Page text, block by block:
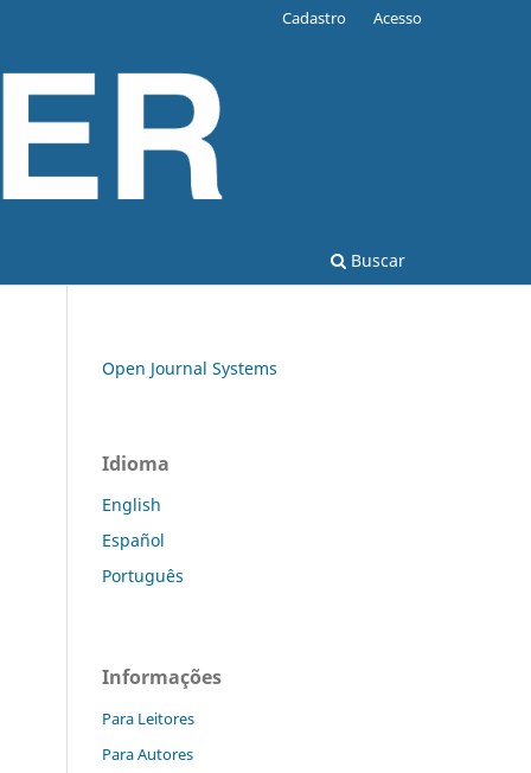
Buscar
Cadastro Acesso
Open Journal Systems
Idioma
English
Español
Português
Informações
Para Leitores
Para Autores